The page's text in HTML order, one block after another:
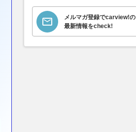
メルマガ登録でcarview!の
最新情報をcheck!